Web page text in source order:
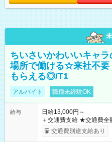
ちいさいかわいいキャ
場所で働ける☆来社不要
もらえる◎/T1
アルバイト 職種未経験OK
給与
日給13,000円～
＋交通費支給 ★交通費全額支給！ ┗案件により規定あり ★日払
いOK！（規定あり） ┗
ンビニATMから 日払い分を引き
交通費別途支給あり